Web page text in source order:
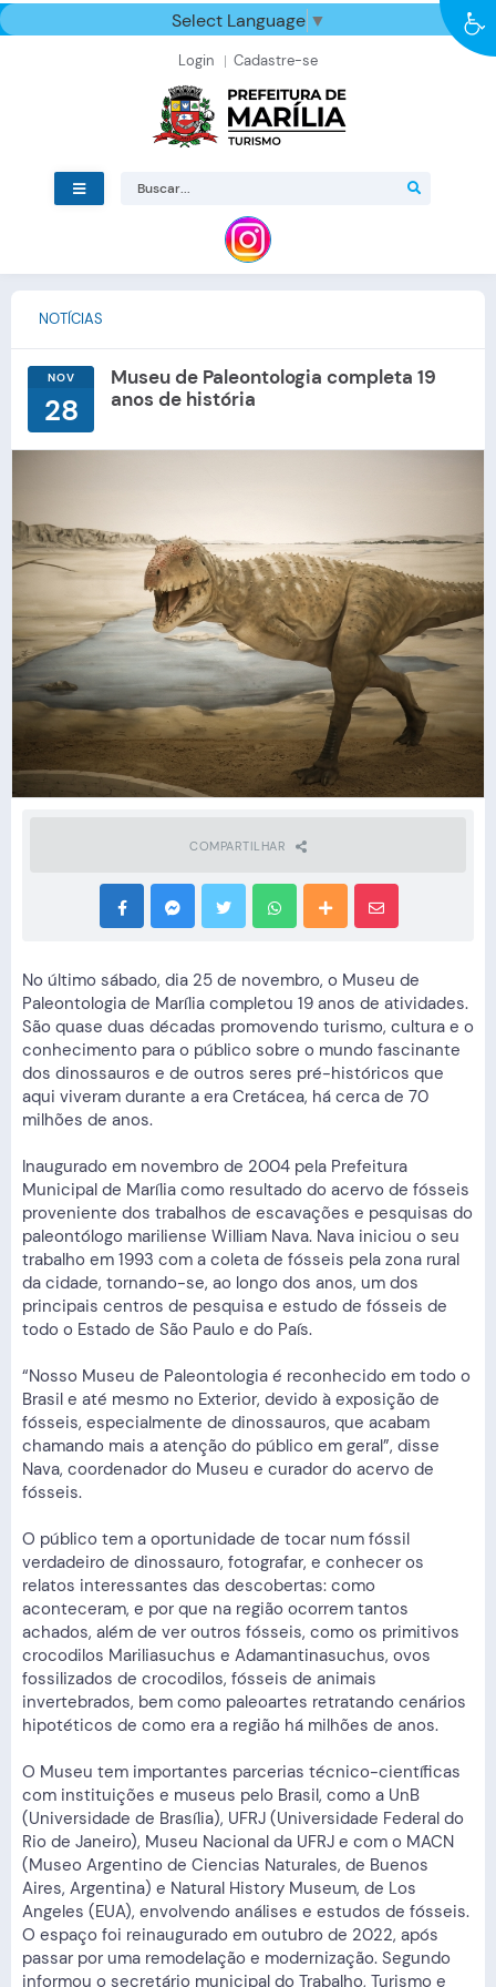
Select Language ▼
Login Cadastre-se
NOTÍCIAS
NOV
28
Museu de Paleontologia completa 19
anos de história
COMPARTILHAR
No último sábado, dia 25 de novembro, o Museu de
Paleontologia de Marília completou 19 anos de atividades.
São quase duas décadas promovendo turismo, cultura e o
conhecimento para o público sobre o mundo fascinante
dos dinossauros e de outros seres pré-históricos que
aqui viveram durante a era Cretácea, há cerca de 70
milhões de anos.
Inaugurado em novembro de 2004 pela Prefeitura
Municipal de Marília como resultado do acervo de fósseis
proveniente dos trabalhos de escavações e pesquisas do
paleontólogo mariliense William Nava. Nava iniciou o seu
trabalho em 1993 com a coleta de fósseis pela zona rural
da cidade, tornando-se, ao longo dos anos, um dos
principais centros de pesquisa e estudo de fósseis de
todo o Estado de São Paulo e do País.
“Nosso Museu de Paleontologia é reconhecido em todo o
Brasil e até mesmo no Exterior, devido à exposição de
fósseis, especialmente de dinossauros, que acabam
chamando mais a atenção do público em geral”, disse
Nava, coordenador do Museu e curador do acervo de
fósseis.
O público tem a oportunidade de tocar num fóssil
verdadeiro de dinossauro, fotografar, e conhecer os
relatos interessantes das descobertas: como
aconteceram, e por que na região ocorrem tantos
achados, além de ver outros fósseis, como os primitivos
crocodilos Mariliasuchus e Adamantinasuchus, ovos
fossilizados de crocodilos, fósseis de animais
invertebrados, bem como paleoartes retratando cenários
hipotéticos de como era a região há milhões de anos.
O Museu tem importantes parcerias técnico-científicas
com instituições e museus pelo Brasil, como a UnB
(Universidade de Brasília), UFRJ (Universidade Federal do
Rio de Janeiro), Museu Nacional da UFRJ e com o MACN
(Museo Argentino de Ciencias Naturales, de Buenos
Aires, Argentina) e Natural History Museum, de Los
Angeles (EUA), envolvendo análises e estudos de fósseis.
O espaço foi reinaugurado em outubro de 2022, após
passar por uma remodelação e modernização. Segundo
informou o secretário municipal do Trabalho, Turismo e